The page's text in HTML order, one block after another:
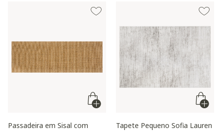
Passadeira em Sisal com
Tapete Pequeno Sofia Lauren